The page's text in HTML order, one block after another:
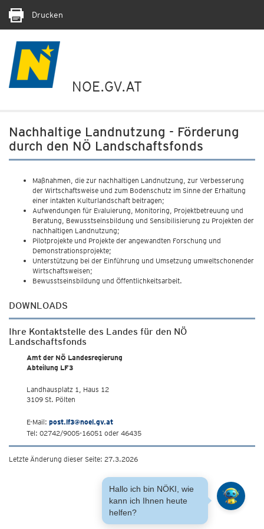
Drucken
NOE.GV.AT
Nachhaltige Landnutzung - Förderung
durch den NÖ Landschaftsfonds
Maßnahmen, die zur nachhaltigen Landnutzung, zur Verbesserung
der Wirtschaftsweise und zum Bodenschutz im Sinne der Erhaltung
einer intakten Kulturlandschaft beitragen;
Aufwendungen für Evaluierung, Monitoring, Projektbetreuung und
Beratung, Bewusstseinsbildung und Sensibilisierung zu Projekten der
nachhaltigen Landnutzung;
Pilotprojekte und Projekte der angewandten Forschung und
Demonstrationsprojekte;
Unterstützung bei der Einführung und Umsetzung umweltschonender
Wirtschaftsweisen;
Bewusstseinsbildung und Öffentlichkeitsarbeit.
DOWNLOADS
Ihre Kontaktstelle des Landes für den NÖ
Landschaftsfonds
Amt der NÖ Landesregierung
Abteilung LF3
Landhausplatz 1, Haus 12
3109 St. Pölten
E-Mail: post.lf3@noel.gv.at
Tel: 02742/9005-16051 oder 46435
Letzte Änderung dieser Seite: 27.3.2026
Hallo ich bin NÖKI, wie
kann ich Ihnen heute
helfen?